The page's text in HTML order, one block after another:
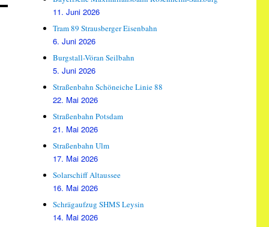
11. Juni 2026
Tram 89 Strausberger Eisenbahn
6. Juni 2026
Burgstall-Vöran Seilbahn
5. Juni 2026
Straßenbahn Schöneiche Linie 88
22. Mai 2026
Straßenbahn Potsdam
21. Mai 2026
Straßenbahn Ulm
17. Mai 2026
Solarschiff Altaussee
16. Mai 2026
Schrägaufzug SHMS Leysin
14. Mai 2026